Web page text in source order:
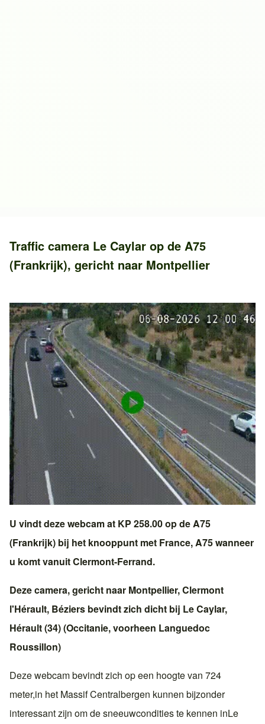
Traffic camera Le Caylar op de A75
(Frankrijk), gericht naar Montpellier
U vindt deze webcam at KP 258.00 op de A75
(Frankrijk) bij het knooppunt met France, A75wanneer
u komt vanuitClermont-Ferrand.
Deze camera, gericht naar Montpellier,Clermont
l'Hérault, Béziers bevindt zich dicht bij Le Caylar,
Hérault (34)(Occitanie, voorheen Languedoc
Roussillon)
Deze webcam bevindt zich op een hoogte van 724
meter,in het Massif Centralbergen kunnen bijzonder
interessant zijn om de sneeuwcondities te kennen inLe